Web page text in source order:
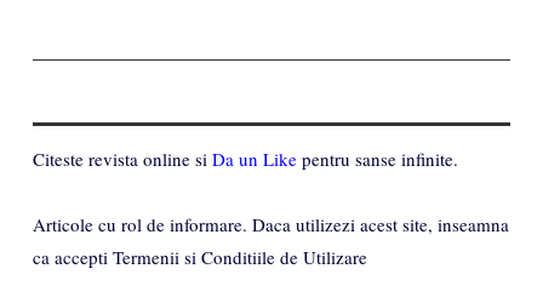
Citeste revista online si Da un Like pentru sanse infinite.
Articole cu rol de informare. Daca utilizezi acest site, inseamna
ca accepti Termenii si Conditiile de Utilizare